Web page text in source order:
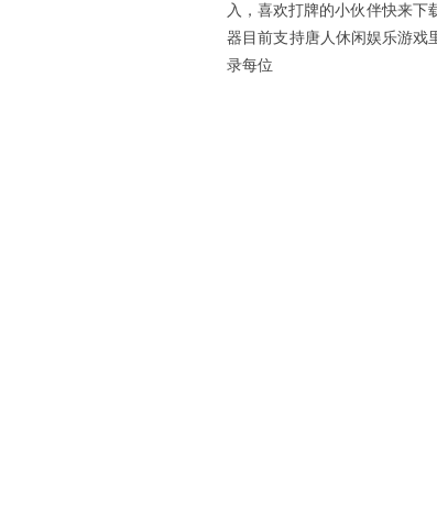
入，喜欢打牌的小伙伴快
器目前支持唐人休闲娱乐
录每位